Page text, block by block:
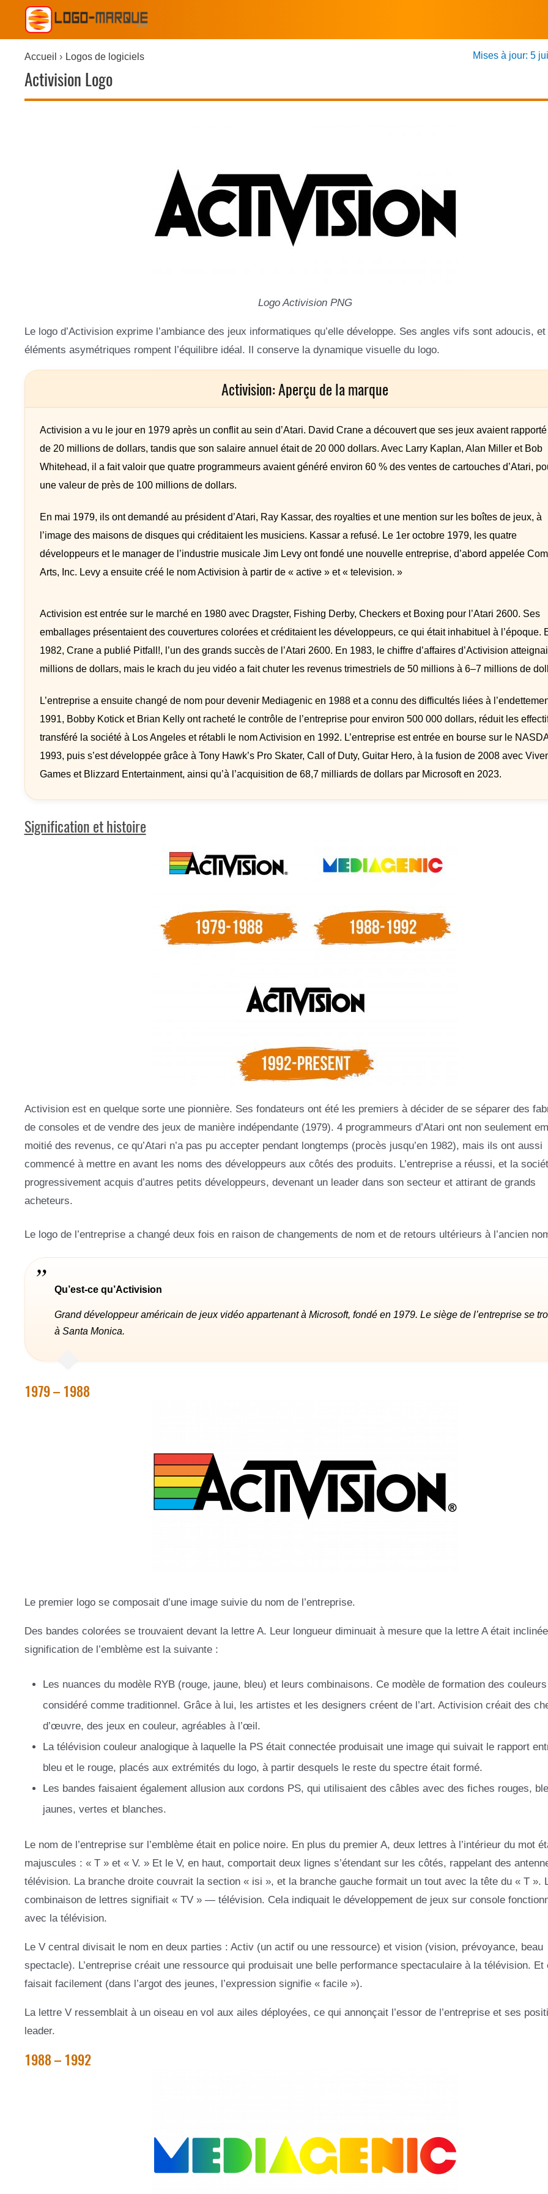
Accueil Logos de logiciels
Activision Logo
Mises à jour: 5
Logo Activision PNG
Le logo d’Activision exprime l’ambiance des jeux informatiques qu’elle développe. Ses angles vifs sont adoucis, et
éléments asymétriques rompent l’équilibre idéal. Il conserve la dynamique visuelle du logo.
Activision: Aperçu de la marque
Activision a vu le jour en 1979 après un conflit au sein d’Atari. David Crane a découvert que ses jeux avaient
de 20 millions de dollars, tandis que son salaire annuel était de 20 000 dollars. Avec Larry Kaplan, Alan Miller et Bob
Whitehead, il a fait valoir que quatre programmeurs avaient généré environ 60 % des ventes de cartouches d’Atari,
une valeur de près de 100 millions de dollars.
En mai 1979, ils ont demandé au président d’Atari, Ray Kassar, des royalties et une mention sur les boîtes de jeux, à
l’image des maisons de disques qui créditaient les musiciens. Kassar a refusé. Le 1er octobre 1979, les quatre
développeurs et le manager de l’industrie musicale Jim Levy ont fondé une nouvelle entreprise, d’abord appelée
Arts, Inc. Levy a ensuite créé le nom Activision à partir de « active » et « television. »
Activision est entrée sur le marché en 1980 avec Dragster, Fishing Derby, Checkers et Boxing pour l’Atari 2600. Ses
emballages présentaient des couvertures colorées et créditaient les développeurs, ce qui était inhabituel à l’époque.
1982, Crane a publié Pitfall!, l’un des grands succès de l’Atari 2600. En 1983, le chiffre d’affaires d’Activision
millions de dollars, mais le krach du jeu vidéo a fait chuter les revenus trimestriels de 50 millions à 6–7 millions de
L’entreprise a ensuite changé de nom pour devenir Mediagenic en 1988 et a connu des difficultés liées à
1991, Bobby Kotick et Brian Kelly ont racheté le contrôle de l’entreprise pour environ 500 000 dollars, réduit les
transféré la société à Los Angeles et rétabli le nom Activision en 1992. L’entreprise est entrée en bourse sur le
1993, puis s’est développée grâce à Tony Hawk’s Pro Skater, Call of Duty, Guitar Hero, à la fusion de 2008 avec
Games et Blizzard Entertainment, ainsi qu’à l’acquisition de 68,7 milliards de dollars par Microsoft en 2023.
Signification et histoire
Activision est en quelque sorte une pionnière. Ses fondateurs ont été les premiers à décider de se séparer des
de consoles et de vendre des jeux de manière indépendante (1979). 4 programmeurs d’Atari ont non seulement
moitié des revenus, ce qu’Atari n’a pas pu accepter pendant longtemps (procès jusqu’en 1982), mais ils ont aussi
commencé à mettre en avant les noms des développeurs aux côtés des produits. L’entreprise a réussi, et la
progressivement acquis d’autres petits développeurs, devenant un leader dans son secteur et attirant de grands
acheteurs.
Le logo de l’entreprise a changé deux fois en raison de changements de nom et de retours ultérieurs à l’ancien
Qu’est-ce qu’Activision
Grand développeur américain de jeux vidéo appartenant à Microsoft, fondé en 1979. Le siège de l’entreprise se
à Santa Monica.
1979 – 1988
Le premier logo se composait d’une image suivie du nom de l’entreprise.
Des bandes colorées se trouvaient devant la lettre A. Leur longueur diminuait à mesure que la lettre A était
signification de l’emblème est la suivante :
Les nuances du modèle RYB (rouge, jaune, bleu) et leurs combinaisons. Ce modèle de formation des
considéré comme traditionnel. Grâce à lui, les artistes et les designers créent de l’art. Activision créait des
d’œuvre, des jeux en couleur, agréables à l’œil.
La télévision couleur analogique à laquelle la PS était connectée produisait une image qui suivait le rapport
bleu et le rouge, placés aux extrémités du logo, à partir desquels le reste du spectre était formé.
Les bandes faisaient également allusion aux cordons PS, qui utilisaient des câbles avec des fiches rouges,
jaunes, vertes et blanches.
Le nom de l’entreprise sur l’emblème était en police noire. En plus du premier A, deux lettres à l’intérieur du mot
majuscules : « T » et « V. » Et le V, en haut, comportait deux lignes s’étendant sur les côtés, rappelant des
télévision. La branche droite couvrait la section « isi », et la branche gauche formait un tout avec la tête du « T ».
combinaison de lettres signifiait « TV » — télévision. Cela indiquait le développement de jeux sur console
avec la télévision.
Le V central divisait le nom en deux parties : Activ (un actif ou une ressource) et vision (vision, prévoyance, beau
spectacle). L’entreprise créait une ressource qui produisait une belle performance spectaculaire à la télévision. Et
faisait facilement (dans l’argot des jeunes, l’expression signifie « facile »).
La lettre V ressemblait à un oiseau en vol aux ailes déployées, ce qui annonçait l’essor de l’entreprise et ses
leader.
1988 – 1992